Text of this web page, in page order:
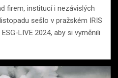
firem, institucí i nezávislých
sešlo v pražském IRIS
LIVE 2024, aby si vyměnili